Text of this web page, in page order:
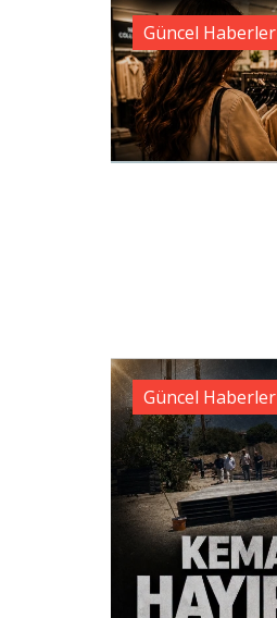
Güncel Haberler
Güncel Haberler